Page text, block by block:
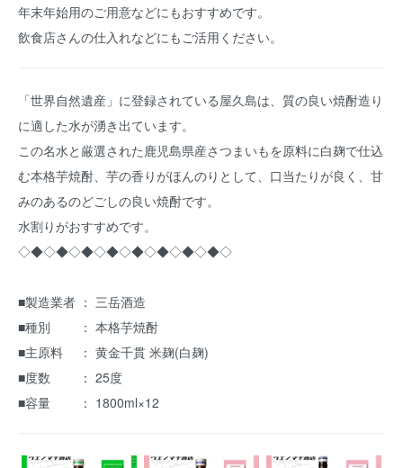
年末年始用のご用意などにもおすすめです。
飲食店さんの仕入れなどにもご活用ください。
「世界自然遺産」に登録されている屋久島は、質の良い焼酎造り
に適した水が湧き出ています。
この名水と厳選された鹿児島県産さつまいもを原料に白麹で仕込
む本格芋焼酎、芋の香りがほんのりとして、口当たりが良く、甘
みのあるのどごしの良い焼酎です。
水割りがおすすめです。
◇◆◇◆◇◆◇◆◇◆◇◆◇◆◇◆◇
■製造業者 ： 三岳酒造
■種別 ： 本格芋焼酎
■主原料 ： 黄金千貫 米麹(白麹)
■度数 ： 25度
■容量 ： 1800ml×12